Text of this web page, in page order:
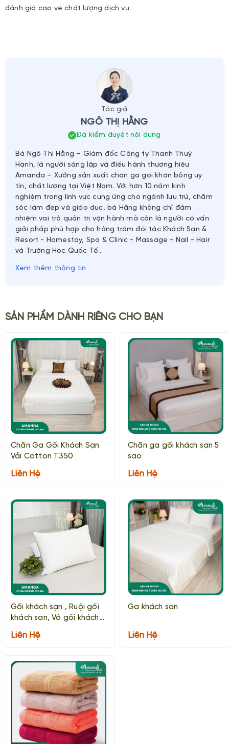
đánh giá cao về chất lượng dịch vụ.
Tác giả
NGÔ THỊ HẰNG
Đã kiểm duyệt nội dung
Bà Ngô Thị Hằng – Giám đốc Công ty Thanh Thuý
Hạnh, là người sáng lập và điều hành thương hiệu
Amanda – Xưởng sản xuất chăn ga gối khăn bông uy
tín, chất lượng tại Việt Nam. Với hơn 10 năm kinh
nghiệm trong lĩnh vực cung ứng cho ngành lưu trú, chăm
sóc làm đẹp và giáo dục, bà Hằng không chỉ đảm
nhiệm vai trò quản trị vận hành mà còn là người cố vấn
giải pháp phù hợp cho hàng trăm đối tác Khách Sạn &
Resort - Homestay, Spa & Clinic - Massage - Nail - Hair
và Trường Học Quốc Tế…
Xem thêm thông tin
SẢN PHẨM DÀNH RIÊNG CHO BẠN
Chăn Ga Gối Khách Sạn
Vải Cotton T350
Liên Hệ
Chăn ga gối khách sạn 5
sao
Liên Hệ
Gối khách sạn , Ruội gối
khách sạn, Vỏ gối khách
Liên Hệ
Ga khách sạn
Liên Hệ